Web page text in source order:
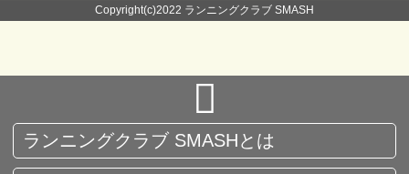
Copyright(c)2022 ランニングクラブ SMASH
ランニングクラブ SMASHとは